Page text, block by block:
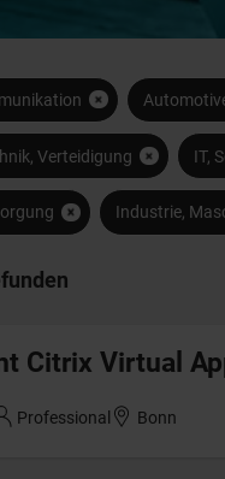
Verteidigung IT,
Industrie,
Citrix Virtual
Professional Bonn